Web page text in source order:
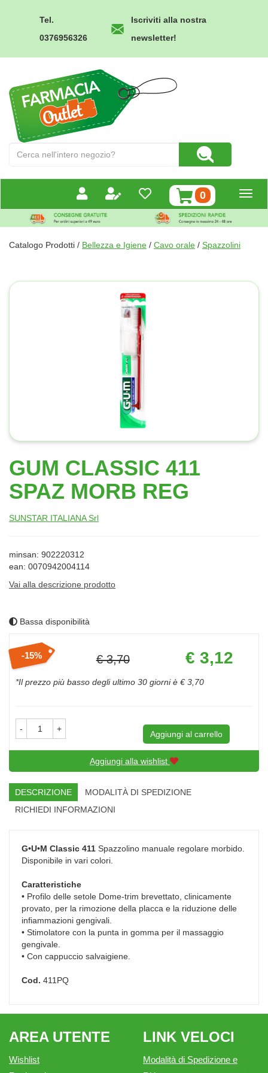
Tel.
0376956326
Iscriviti alla nostra
newsletter!
Outlet
Prodotto
Cerca Prodotto
0prodotti
inseriti
Catalogo Prodotti / Bellezza e Igiene / Cavo orale / Spazzolini
GUM CLASSIC 411
SPAZ MORB REG
SUNSTAR ITALIANA Srl
minsan: 902220312
ean: 0070942004114
Vai alla descrizione prodotto
Bassa disponibilità
Sconto
del
15% € 3,70
Prezzo
scontato
€ 3,12
*Il prezzo più basso degli ultimo 30 giorni è € 3,70
- +
Aggiungi al carrello
Aggiungi alla wishlist
DESCRIZIONE
MODALITÀ DI SPEDIZIONE
RICHIEDI INFORMAZIONI
G•U•M Classic 411 Spazzolino manuale regolare morbido.
Disponibile in vari colori.
Caratteristiche
• Profilo delle setole Dome-trim brevettato, clinicamente
provato, per la rimozione della placca e la riduzione delle
infiammazioni gengivali.
• Stimolatore con la punta in gomma per il massaggio
gengivale.
• Con cappuccio salvaigiene.
Cod. 411PQ
AREA UTENTE
Wishlist
LINK VELOCI
Modalità di Spedizione e